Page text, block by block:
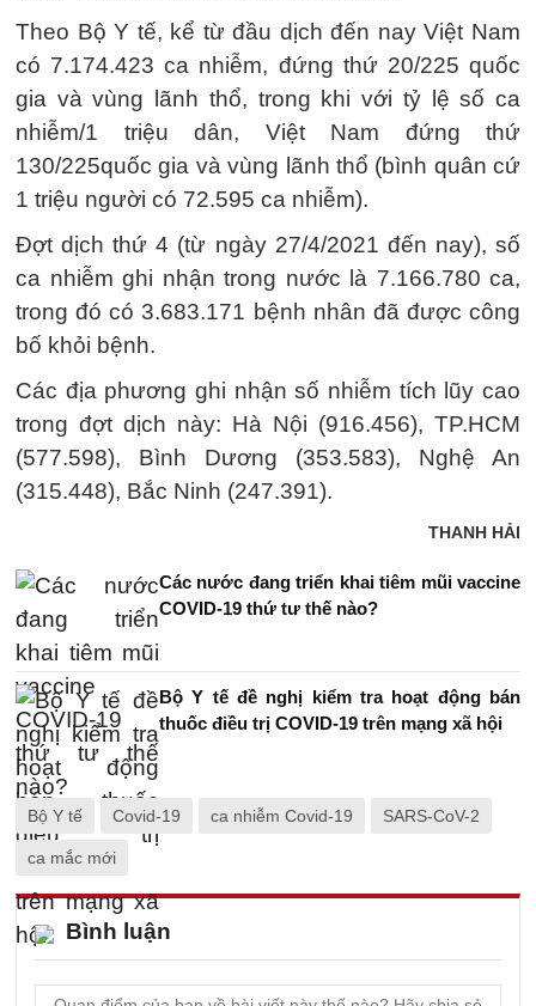
Theo Bộ Y tế, kể từ đầu dịch đến nay Việt Nam
có 7.174.423 ca nhiễm, đứng thứ 20/225 quốc
gia và vùng lãnh thổ, trong khi với tỷ lệ số ca
nhiễm/1 triệu dân, Việt Nam đứng thứ
130/225quốc gia và vùng lãnh thổ (bình quân cứ
1 triệu người có 72.595 ca nhiễm).
Đợt dịch thứ 4 (từ ngày 27/4/2021 đến nay), số
ca nhiễm ghi nhận trong nước là 7.166.780 ca,
trong đó có 3.683.171 bệnh nhân đã được công
bố khỏi bệnh.
Các địa phương ghi nhận số nhiễm tích lũy cao
trong đợt dịch này: Hà Nội (916.456), TP.HCM
(577.598), Bình Dương (353.583), Nghệ An
(315.448), Bắc Ninh (247.391).
THANH HẢI
Các nước đang triển khai tiêm mũi vaccine
COVID-19 thứ tư thế nào?
Bộ Y tế đề nghị kiểm tra hoạt động bán
thuốc điều trị COVID-19 trên mạng xã hội
Bộ Y tế Covid-19 ca nhiễm Covid-19 SARS-CoV-2
ca mắc mới
Bình luận